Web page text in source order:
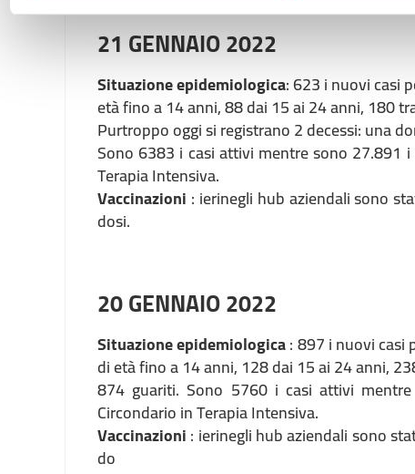
21 GENNAIO 2022
Situazione epidemiologica: 623 i nuovi casi
età fino a 14 anni, 88 dai 15 ai 24 anni, 180
Purtroppo oggi si registrano 2 decessi: una
Sono 6383 i casi attivi mentre sono 27.891
Terapia Intensiva.
Vaccinazioni : ierinegli hub aziendali sono
dosi.
20 GENNAIO 2022
Situazione epidemiologica: 897 i nuovi
di età fino a 14 anni, 128 dai 15 ai 24 anni,
874 guariti. Sono 5760 i casi attivi
Circondario in Terapia Intensiva.
Vaccinazioni: ierinegli hub aziendali sono
do